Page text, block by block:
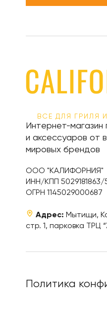
ВСЕ ДЛЯ ГРИЛЯ
Интернет-магазин
и аксессуаров от
мировых брендов
ООО "КАЛИФОРНИЯ"
ИНН/КПП 5029181863/
ОГРН 1145029000687
Адрес: Мытищи,
стр. 1, парковка ТРЦ
Политика